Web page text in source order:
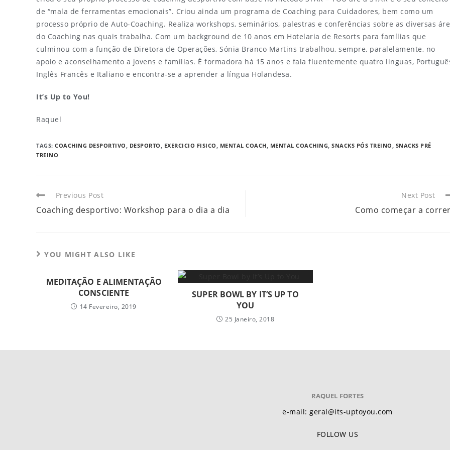
de “mala de ferramentas emocionais”. Criou ainda um programa de Coaching para Cuidadores, bem como um
processo próprio de Auto-Coaching. Realiza workshops, seminários, palestras e conferências sobre as diversas
do Coaching nas quais trabalha. Com um background de 10 anos em Hotelaria de Resorts para famílias que
culminou com a função de Diretora de Operações, Sónia Branco Martins trabalhou, sempre, paralelamente, no
apoio e aconselhamento a jovens e famílias. É formadora há 15 anos e fala fluentemente quatro linguas,
Inglês Francês e Italiano e encontra-se a aprender a língua Holandesa.
It’s Up to You!
Raquel
TAGS: COACHING DESPORTIVO, DESPORTO, EXERCICIO FISICO, MENTAL COACH, MENTAL COACHING, SNACKS PÓS TREINO, SNACKS PRÉ
TREINO
Previous Post
Coaching desportivo: Workshop para o dia a dia
Next Post
Como começar a
YOU MIGHT ALSO LIKE
MEDITAÇÃO E ALIMENTAÇÃO
CONSCIENTE
14 Fevereiro, 2019
SUPER BOWL BY IT’S UP TO
YOU
25 Janeiro, 2018
RAQUEL FORTES
e-mail: geral@its-uptoyou.com
FOLLOW US